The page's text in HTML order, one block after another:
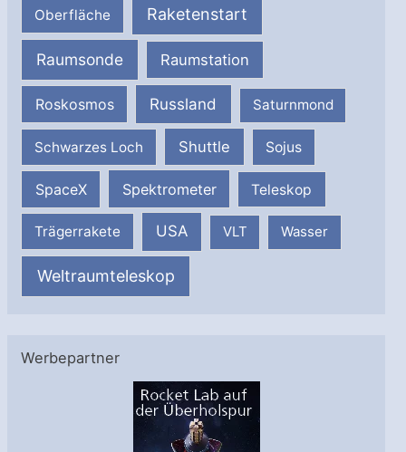
Oberfläche Raketenstart
Raumsonde Raumstation
Roskosmos Russland Saturnmond
Schwarzes Loch Shuttle Sojus
SpaceX Spektrometer Teleskop
Trägerrakete USA VLT Wasser
Weltraumteleskop
Werbepartner